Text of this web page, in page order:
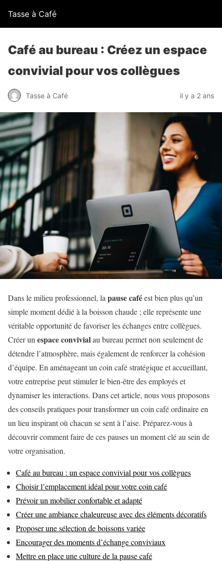
Tasse à Café
Café au bureau : Créez un espace
convivial pour vos collègues
Tasse à Café il y a 2 ans
Dans le milieu professionnel, lapause caféest bien plus qu’un
simple moment dédié à la boisson chaude ; elle représente une
véritable opportunité de favoriser les échanges entre collègues.
Créer unespace convivialau bureau permet non seulement de
détendre l’atmosphère, mais également de renforcer la cohésion
d’équipe. En aménageant un coin café stratégique et accueillant,
votre entreprise peut stimuler le bien-être des employés et
dynamiser les interactions. Dans cet article, nous vous proposons
des conseils pratiques pour transformer un coin café ordinaire en
un lieu inspirant où chacun se sent à l’aise. Préparez-vous à
découvrir comment faire de ces pauses un moment clé au sein de
votre organisation.
Café au bureau : un espace convivial pour vos collègues
Choisir l’emplacement idéal pour votre coin café
Prévoir un mobilier confortable et adapté
Créer une ambiance chaleureuse avec des éléments décoratifs
Proposer une sélection de boissons variée
Encourager des moments d’échange conviviaux
Mettre en place une culture de la pause café